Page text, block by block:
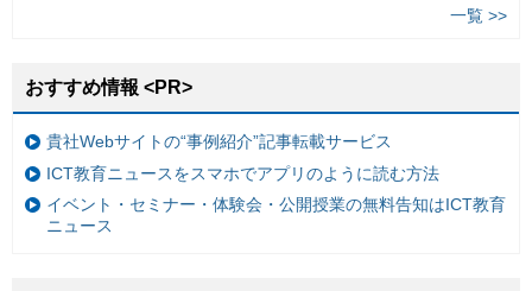
一覧 >>
おすすめ情報 <PR>
貴社Webサイトの“事例紹介”記事転載サービス
ICT教育ニュースをスマホでアプリのように読む方法
イベント・セミナー・体験会・公開授業の無料告知はICT教育
ニュース